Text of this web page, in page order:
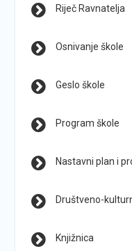
Riječ Ravnatelja
Osnivanje škole
Geslo škole
Program škole
Nastavni plan i
Društveno-
Knjižnica